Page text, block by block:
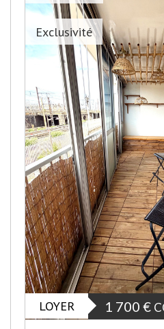
Exclusivité
LOYER 1 700 €